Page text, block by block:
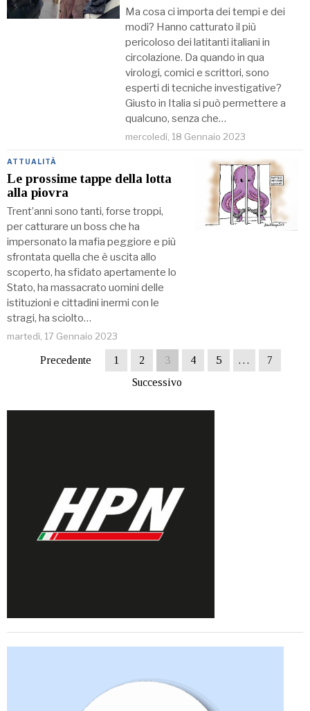
Ma cosa ci importa dei tempi e dei
modi? Hanno catturato il più
pericoloso dei latitanti italiani in
circolazione. Da quando in qua
virologi, comici e scrittori, sono
esperti di tecniche investigative?
Giusto in Italia si può permettere a
qualcuno, senza che…
mercoledì, 18 Gennaio 2023
ATTUALITÀ
Le prossime tappe della lotta
alla piovra
Trent’anni sono tanti, forse troppi,
per catturare un boss che ha
impersonato la mafia peggiore e più
sfrontata quella che è uscita allo
scoperto, ha sfidato apertamente lo
Stato, ha massacrato uomini delle
istituzioni e cittadini inermi con le
stragi, ha sciolto…
martedì, 17 Gennaio 2023
Precedente 1 2 3 4 5 …
7
Successivo